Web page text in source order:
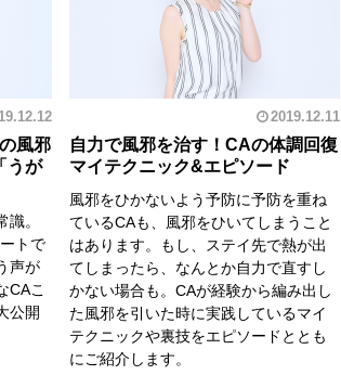
風邪
うが
。
トで
声が
CAこ
公開
2019.12.11
自力で風邪を治す！CAの体調回復
マイテクニック&エピソード
風邪をひかないよう予防に予防を重ね
ているCAも、風邪をひいてしまうこと
はあります。もし、ステイ先で熱が出
てしまったら、なんとか自力で直すし
かない場合も。CAが経験から編み出し
た風邪を引いた時に実践しているマイ
テクニックや裏技をエピソードととも
にご紹介します。